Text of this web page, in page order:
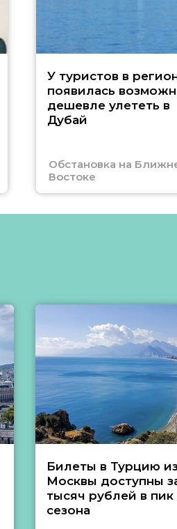
У туристов в
появилась
дешевле улететь в
Дубай
Обстановка на
Востоке
Билеты в Турцию из
Москвы доступны
тысяч рублей в пик
сезона